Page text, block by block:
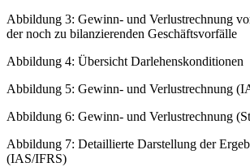
Abbildung 3: Gewinn- und Verlustrechnung
der noch zu bilanzierenden Geschäftsvorfälle
Abbildung 4: Übersicht Darlehenskonditionen
Abbildung 5: Gewinn- und Verlustrechnung
Abbildung 6: Gewinn- und Verlustrechnung
Abbildung 7: Detaillierte Darstellung der
(IAS/IFRS)